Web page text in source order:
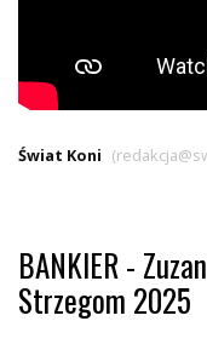
Świat Koni
BANKIER -
Strzegom 2025